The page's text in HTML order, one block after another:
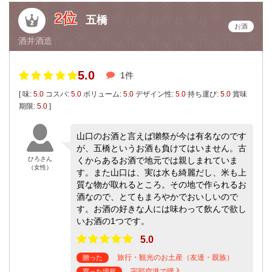
2位 五橋
酒井酒造
お酒
5.0 1件
[ 味: 5.0 コスパ: 5.0 ボリューム: 5.0 デザイン性: 5.0 持ち運び: 5.0 賞味
期限: 5.0 ]
ひろさん
（女性）
山口のお酒と言えば獺祭が今は有名なのです
が、五橋というお酒も負けてはいません。古
くからあるお酒で地元では親しまれていま
す。また山口は、実は水も綺麗だし、米も上
質な物が取れるところ。その地で作られるお
酒なので、とてもまろやかでおいしいので
す。お酒の好きな人には味わって飲んで欲し
いお酒の1つです。
5.0
贈った 旅行・観光のお土産（友達・親族）